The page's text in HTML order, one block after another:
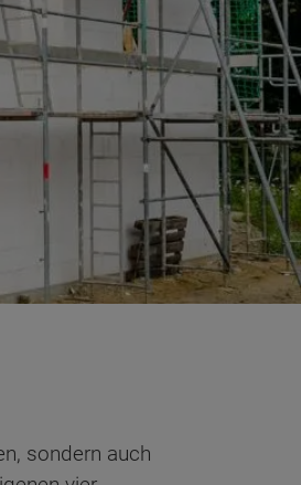
sondern auch